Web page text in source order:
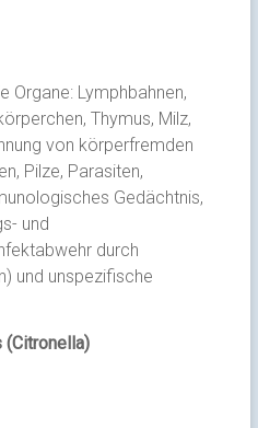
Organe: Lymphbahnen,
Thymus, Milz,
von körperfremden
Pilze, Parasiten,
Gedächtnis,
und
durch
und unspezifische
(Citronella)